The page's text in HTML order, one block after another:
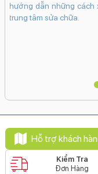
hướng dẫn những cách
trung tâm sửa chữa.
Hỗ trợ khách
Kiểm Tra
Đơn Hàng